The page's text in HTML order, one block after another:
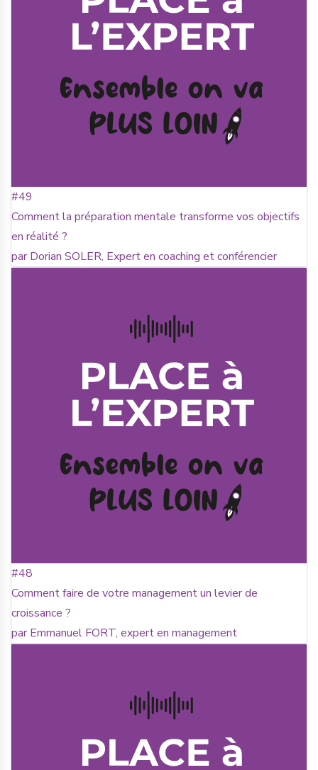
#49
Comment la préparation mentale transforme vos objectifs
en réalité ?
par Dorian SOLER, Expert en coaching et conférencier
#48
Comment faire de votre management un levier de
croissance ?
par Emmanuel FORT, expert en management